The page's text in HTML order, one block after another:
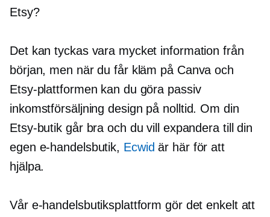
Etsy?
Det kan tyckas vara mycket information från
början, men när du får kläm på Canva och
Etsy-plattformen kan du göra passiv
inkomstförsäljning design på nolltid. Om din
Etsy-butik går bra och du vill expandera till din
egen e-handelsbutik, Ecwid är här för att
hjälpa.
Vår e-handelsbutiksplattform gör det enkelt att